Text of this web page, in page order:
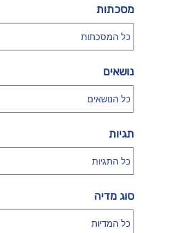
מסכתות
נושאים
תגיות
סוג מדיה